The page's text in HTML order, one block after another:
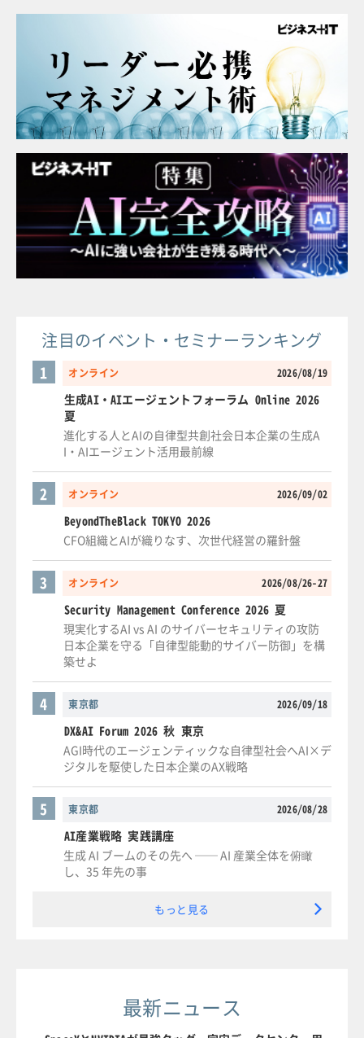
注目のイベント・セミナーランキング
オンライン 2026/08/19
1
生成AI・AIエージェントフォーラム Online 2026
夏
進化する人とAIの自律型共創社会日本企業の生成A
I・AIエージェント活用最前線
オンライン 2026/09/02
2
BeyondTheBlack TOKYO 2026
CFO組織とAIが織りなす、次世代経営の羅針盤
オンライン 2026/08/26-27
3
Security Management Conference 2026 夏
現実化するAI vs AI のサイバーセキュリティの攻防
日本企業を守る「自律型能動的サイバー防御」を構
築せよ
東京都 2026/09/18
4
DX&AI Forum 2026 秋 東京
AGI時代のエージェンティックな自律型社会へAI×デ
ジタルを駆使した日本企業のAX戦略
東京都 2026/08/28
5
AI産業戦略 実践講座
生成 AI ブームのその先へ ── AI 産業全体を俯瞰
し、35 年先の事
もっと見る
最新ニュース